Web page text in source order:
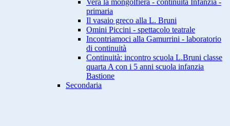
Vera la mongolfiera - continuità Infanzia -
primaria
Il vasaio greco alla L. Bruni
Omini Piccini - spettacolo teatrale
Incontriamoci alla Gamurrini - laboratorio
di continuità
Continuità: incontro scuola L.Bruni classe
quarta A con i 5 anni scuola infanzia
Bastione
Secondaria